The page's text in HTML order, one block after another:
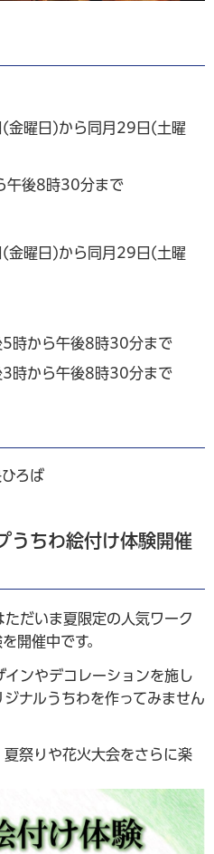
金曜日)から同月29日(土曜
午後8時30分まで
金曜日)から同月29日(土曜
時から午後8時30分まで
時から午後8時30分まで
ろば
うちわ絵付け体験開催
だいま夏限定の人気ワーク
開催中です。
ンやデコレーションを施し
ナルうちわを作ってみません
夏祭りや花火大会をさらに楽